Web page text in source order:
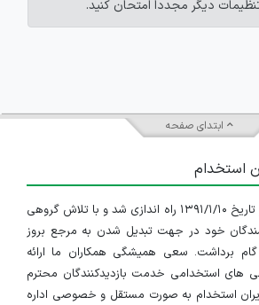
دیگر مجدداً امتحان کنید.
ابتدای صفحه
استخدام
سایت ایران استخدام در تاریخ ۱۳۹۱/۱/۱۰ راه اندازی شد و با تلاش گروهی
خود در جهت تبدیل شدن به مرجع بروز
برداشت. سعی همیشگی همکاران ما ارائه
های استخدامی خدمت بازدیدکنندگان محترم
استخدام به صورت مستقل و خصوصی اداره